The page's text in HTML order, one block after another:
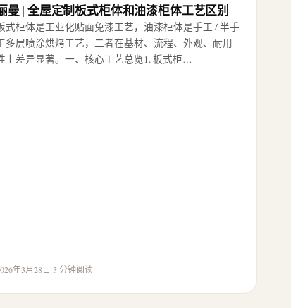
曼 | 全屋定制板式柜体和油漆柜体工艺区别
式柜体是工业化贴面免漆工艺，油漆柜体是手工 / 半手
多层喷涂烘烤工艺，二者在基材、流程、外观、耐用
上差异显著。一、核心工艺总览1. 板式柜…
年3月28日·3 分钟阅读